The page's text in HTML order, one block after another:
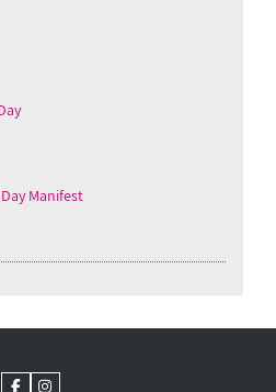
Manifest